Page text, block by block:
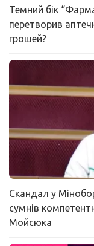
Темний бік
перетворив
грошей?
Скандал у
сумнів
Мойсюка